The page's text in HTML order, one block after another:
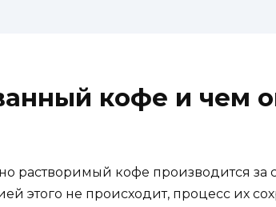
кофе и чем
растворимый кофе производится за
этого не происходит, процесс их